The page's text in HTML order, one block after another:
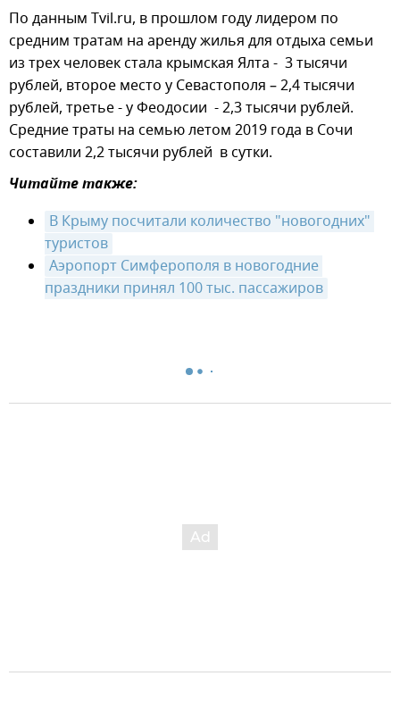
По данным Tvil.ru, в прошлом году лидером по
средним тратам на аренду жилья для отдыха семьи
из трех человек стала крымская Ялта - 3 тысячи
рублей, второе место у Севастополя – 2,4 тысячи
рублей, третье - у Феодосии - 2,3 тысячи рублей.
Средние траты на семью летом 2019 года в Сочи
составили 2,2 тысячи рублей в сутки.
Читайте также:
В Крыму посчитали количество "новогодних"
туристов
Аэропорт Симферополя в новогодние
праздники принял 100 тыс. пассажиров